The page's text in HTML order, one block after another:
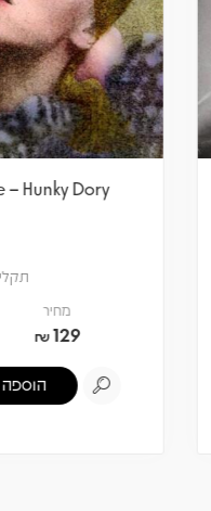
– Hunky Dory
מחיר
129
₪
הוספה